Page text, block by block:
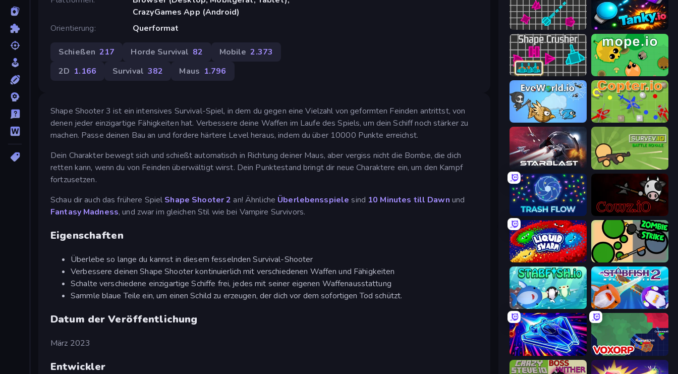
CrazyGames App (Android)
Orientierung
Querformat
Schießen 217 Horde Survival 82 Mobile 2.373
2D 1.166 Survival 382 Maus 1.796
Shape Shooter 3 ist ein intensives Survival-Spiel, in dem du gegen eine Vielzahl von geformten Feinden antrittst, von
denen jeder einzigartige Fähigkeiten hat. Verbessere deine Waffen im Laufe des Spiels, um dein Schiff noch stärker zu
machen. Passe deinen Bau an und fordere härtere Level heraus, indem du über 10000 Punkte erreichst.
Dein Charakter bewegt sich und schießt automatisch in Richtung deiner Maus, aber vergiss nicht die Bombe, die dich
retten kann, wenn du von Feinden überwältigt wirst. Dein Punktestand bringt dir neue Charaktere ein, um den Kampf
fortzusetzen.
Schau dir auch das frühere Spiel Shape Shooter 2 an! Ähnliche Überlebensspiele sind 10 Minutes till Dawn und
Fantasy Madness, und zwar im gleichen Stil wie bei Vampire Survivors.
Eigenschaften
Überlebe so lange du kannst in diesem fesselnden Survival-Shooter
Verbessere deinen Shape Shooter kontinuierlich mit verschiedenen Waffen und Fähigkeiten
Schalte verschiedene einzigartige Schiffe frei, jedes mit seiner eigenen Waffenausstattung
Sammle blaue Teile ein, um einen Schild zu erzeugen, der dich vor dem sofortigen Tod schützt.
Datum der Veröffentlichung
März 2023
Entwickler
Shape Shooter 2 Tanky.io
Shape Crusher Mope.io
Copter.io
StarBlast Survev.io
Trash Flow cowz.io
Liquid Swarm ZombieStrike
Stabfish.io Stabfish 2
Stellar Swarm Voxorp